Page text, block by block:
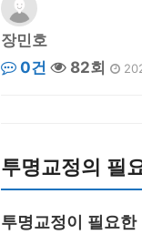
장민호
0건
82회
투명교정의 필
투명교정이 필요한